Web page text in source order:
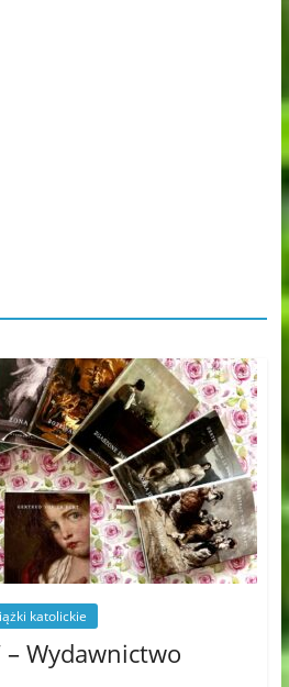
katolickie
– Wydawnictwo